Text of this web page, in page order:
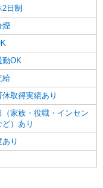
詳細を見る
日制
煙
勤OK
給
休取得実績あり
（家族・役職・インセン
）あり
り